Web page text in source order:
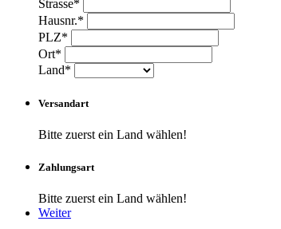
Strasse*
Hausnr.*
PLZ*
Ort*
Land*
Versandart
Bitte zuerst ein Land wählen!
Zahlungsart
Bitte zuerst ein Land wählen!
Weiter